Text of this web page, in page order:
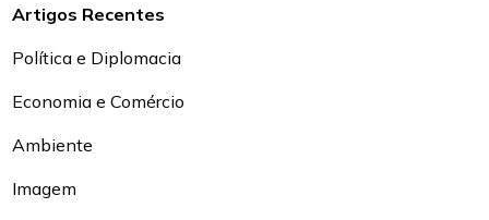
Artigos Recentes
Política e Diplomacia
Economia e Comércio
Ambiente
Imagem